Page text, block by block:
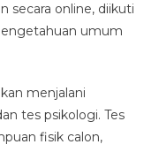
secara online, diikuti
umum
menjalani
tes psikologi. Tes
fisik calon,